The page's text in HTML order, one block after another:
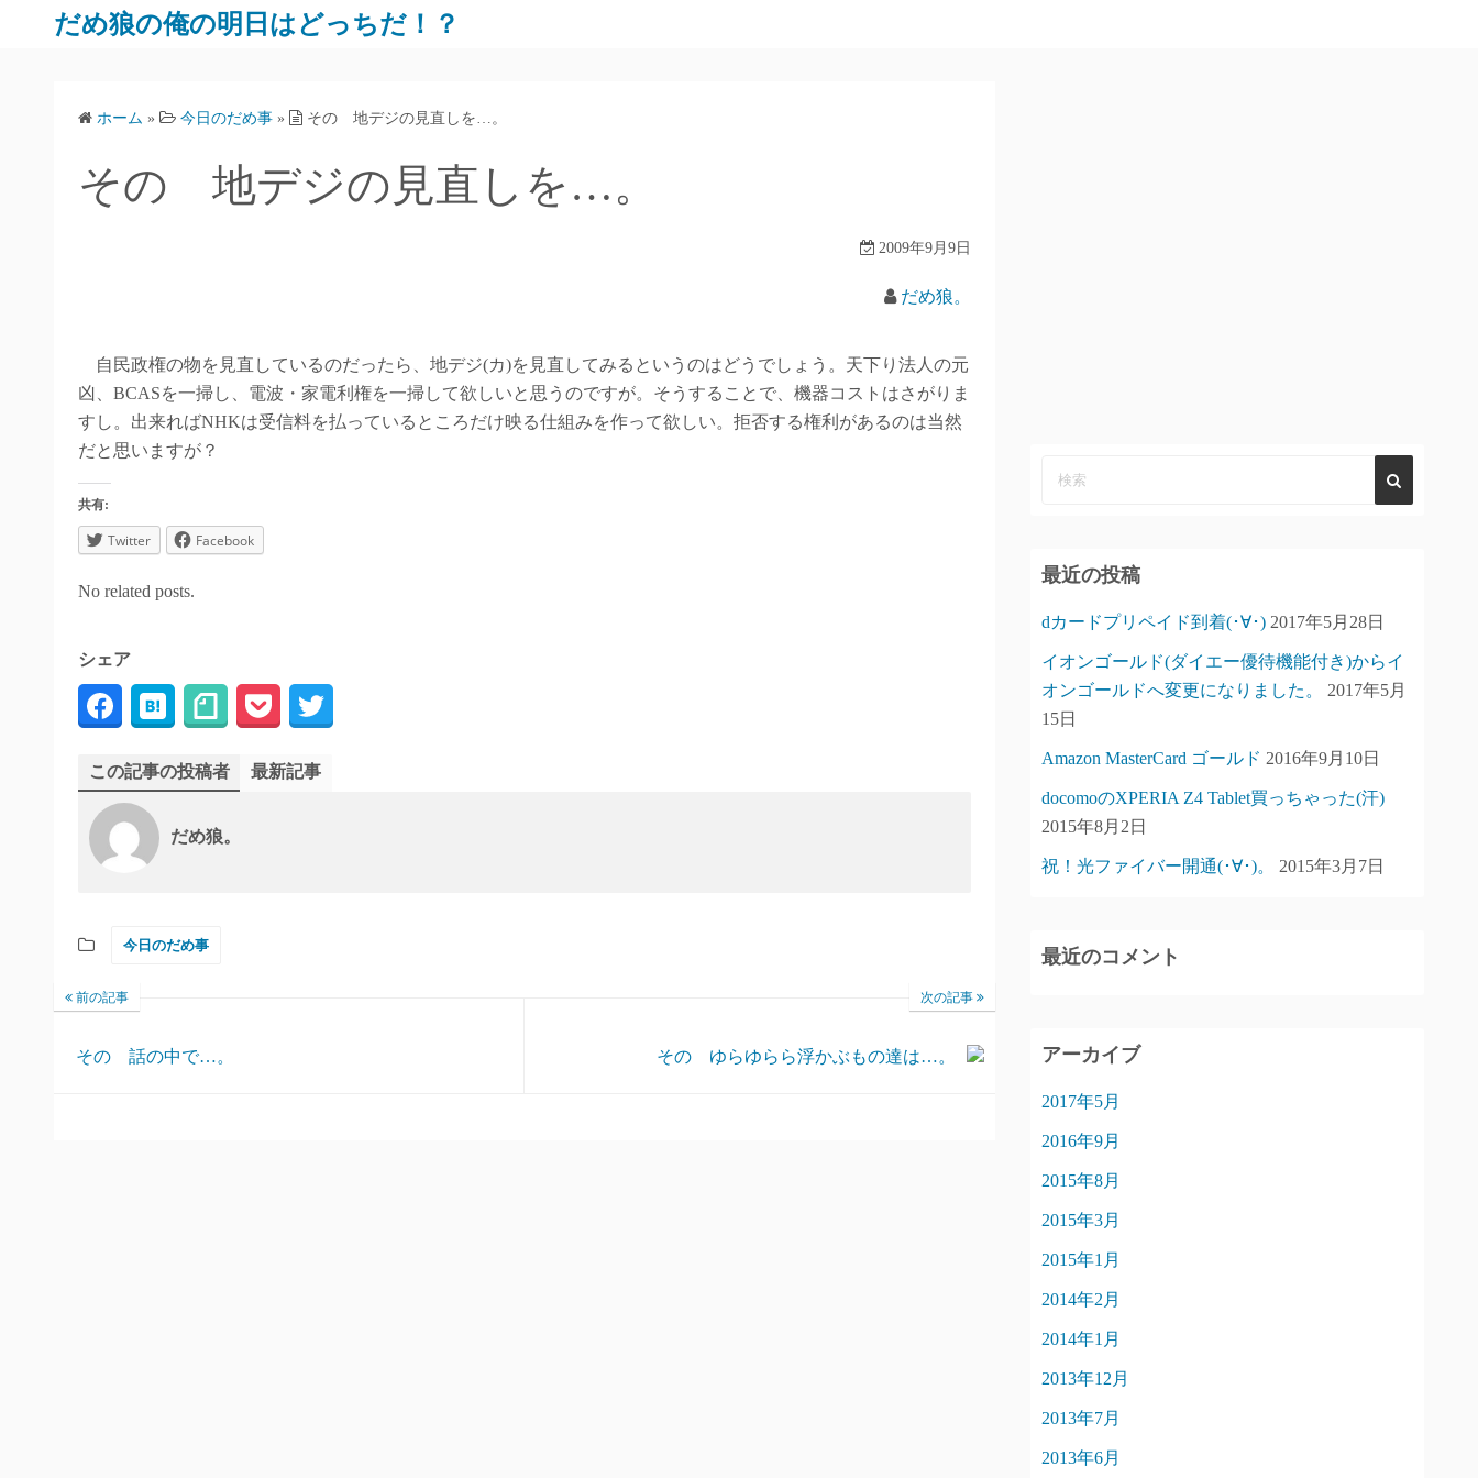
だめ狼の俺の明日はどっちだ！？
ホーム » 今日のだめ事 » その 地デジの見直しを…。
その 地デジの見直しを…。
2009年9月9日
だめ狼。
自民政権の物を見直しているのだったら、地デジ(カ)を見直してみるというのはどうでしょう。天下り法人の元
凶、BCASを一掃し、電波・家電利権を一掃して欲しいと思うのですが。そうすることで、機器コストはさがりま
すし。出来ればNHKは受信料を払っているところだけ映る仕組みを作って欲しい。拒否する権利があるのは当然
だと思いますが？
共有:
Twitter Facebook
No related posts.
シェア
この記事の投稿者 最新記事
だめ狼。
今日のだめ事
前の記事
その 話の中で…。
次の記事
その ゆらゆらら浮かぶもの達は…。
最近の投稿
dカードプリペイド到着(･∀･) 2017年5月28日
イオンゴールド(ダイエー優待機能付き)からイ
オンゴールドへ変更になりました。
2017年5月
15日
Amazon MasterCard ゴールド 2016年9月10日
docomoのXPERIA Z4 Tablet買っちゃった(汗)
2015年8月2日
祝！光ファイバー開通(･∀･)。 2015年3月7日
最近のコメント
アーカイブ
2017年5月
2016年9月
2015年8月
2015年3月
2015年1月
2014年2月
2014年1月
2013年12月
2013年7月
2013年6月